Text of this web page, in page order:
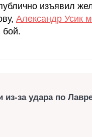
изъявил
Александр Усик
бой.
за удара по